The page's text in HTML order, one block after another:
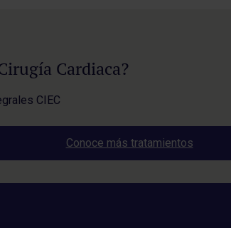
Cardiaca?
CIEC
Conoce más tratamientos